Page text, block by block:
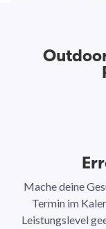
Mache deine
Termin im
Leistungslevel